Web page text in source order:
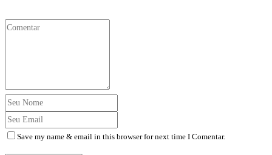
Save my name & email in this browser for next time I Comentar.